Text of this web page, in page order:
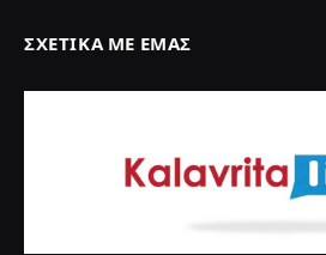
ΣΧΕΤΙΚΆ ΜΕ ΕΜΆΣ